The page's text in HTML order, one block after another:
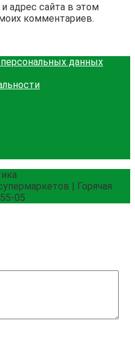
адрес сайта в этом
комментариев.
данных
| Горячая
05